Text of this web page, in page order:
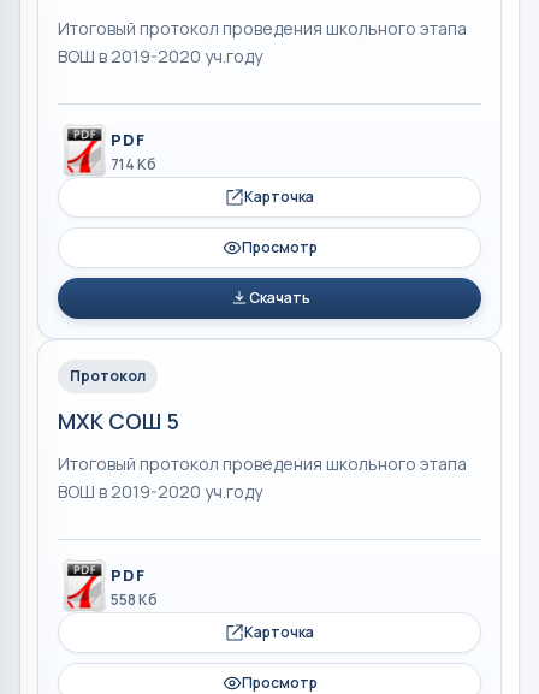
Итоговый протокол проведения школьного этапа
ВОШ в 2019-2020 уч.году
PDF
714 Кб
Карточка
Просмотр
Скачать
Протокол
МХК СОШ 5
Итоговый протокол проведения школьного этапа
ВОШ в 2019-2020 уч.году
PDF
558 Кб
Карточка
Просмотр